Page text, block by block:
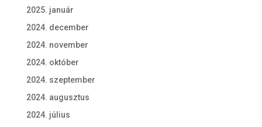
2025. január
2024. december
2024. november
2024. október
2024. szeptember
2024. augusztus
2024. július